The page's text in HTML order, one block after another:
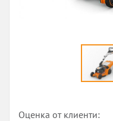
Оценка от клиенти: